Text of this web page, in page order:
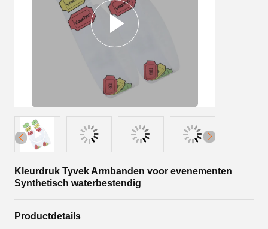
Kleurdruk Tyvek Armbanden voor evenementen
Synthetisch waterbestendig
Productdetails